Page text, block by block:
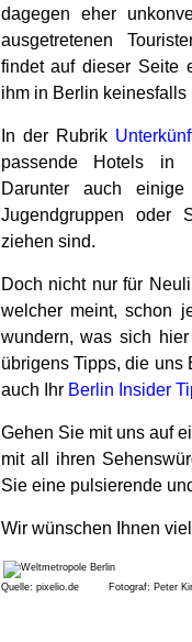
dagegen eher
ausgetretenen
findet auf dieser Seite
ihm in Berlin
In der Rubrik
passende Hotels in
Darunter auch
Jugendgruppen oder
ziehen sind.
Doch nicht nur für
welcher meint, schon
wundern, was sich
übrigens Tipps, die uns
auch Ihr Berlin Insider
Gehen Sie mit uns auf
mit all ihren
Sie eine pulsierende
Wir wünschen Ihnen
Quelle: pixelio.de Fotograf: Peter